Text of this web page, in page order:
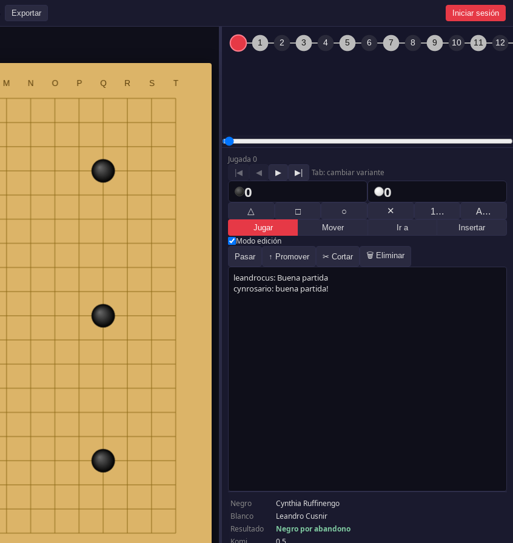
Exportar Iniciar sesión
Jugada 0
|◀ ◀ ▶ ▶| Tab: cambiar variante
0 0
△ □ ○ ✕ 1… A…
Jugar Mover Ir a Insertar
Modo edición
Pasar ↑ Promover ✂ Cortar 🗑 Eliminar
Negro
Cynthia Ruffinengo
Blanco
Leandro Cusnir
Resultado
Negro por abandono